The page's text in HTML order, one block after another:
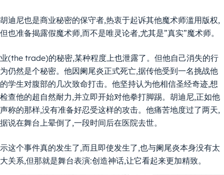
胡迪尼也是商业秘密的保守者,热衷于起诉其他魔术师滥用版权,
但也准备揭露假魔术师,而不是唯灵论者,尤其是”真实”魔术师。
业(the trade)的秘密,某种程度上也泄露了。但他自己消失的行
为仍然是个秘密。他因阑尾炎正式死亡,据传他受到一名挑战他
的学生对腹部的几次致命打击。他坚持认为他相信圣经奇迹,想
检查他的超自然耐力,并立即开始对他拳打脚踢。胡迪尼,正如他
声称的那样,没有准备好忍受这样的攻击。他痛苦地度过了两天,
据说在舞台上晕倒了,一段时间后在医院去世。
示这个事件真的发生了,而且即使发生了,也与阑尾炎本身没有太
大关系,但那就是舞台表演:创造神话,让它看起来更加精致。